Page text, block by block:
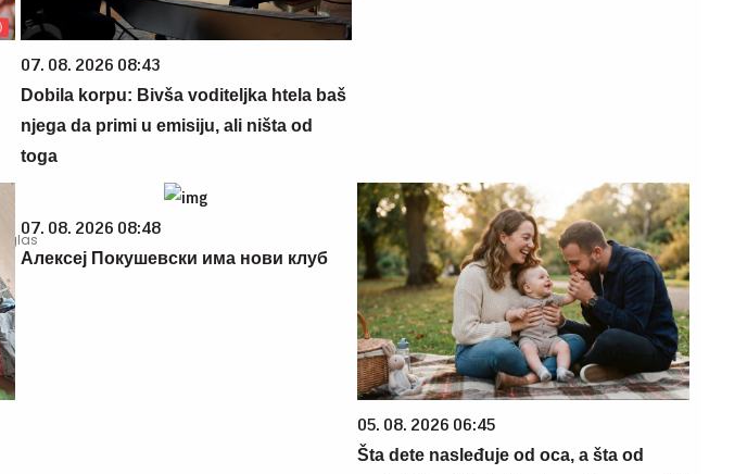
07. 08. 2026 08:43
Dobila korpu: Bivša voditeljka htela baš
njega da primi u emisiju, ali ništa od
toga
07. 08. 2026 08:48
Алексеј Покушевски има нови клуб
05. 08. 2026 06:45
Šta dete nasleđuje od oca, a šta od